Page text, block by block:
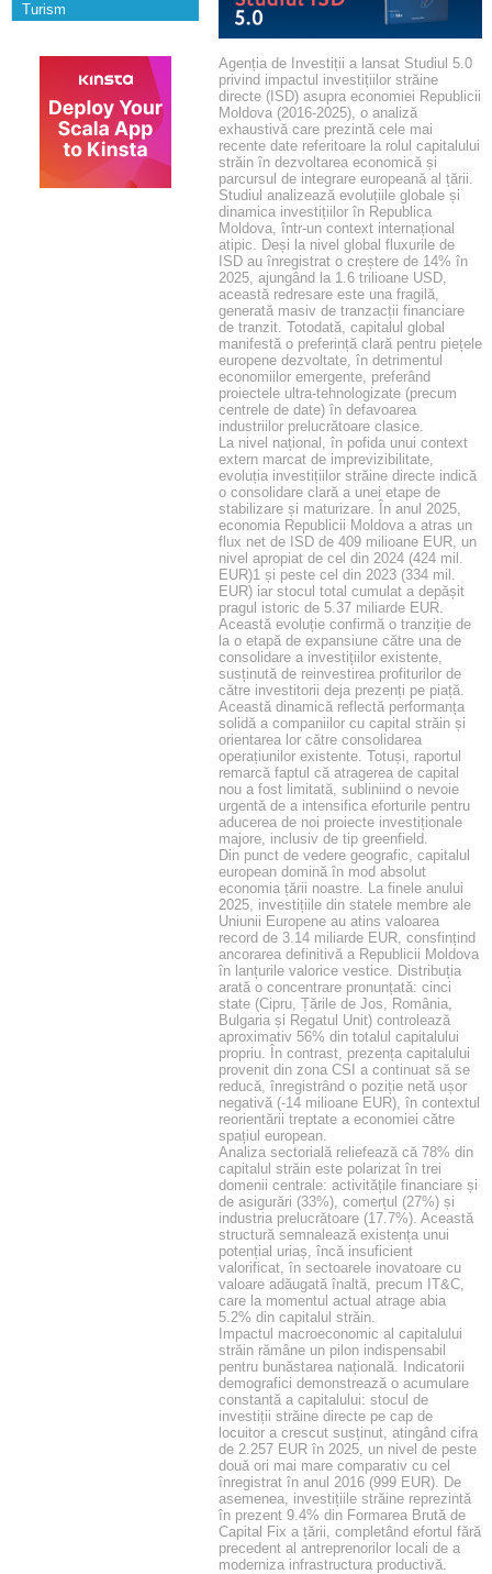
Turism
Agenția de Investiții a lansat Studiul 5.0
privind impactul investițiilor străine
directe (ISD) asupra economiei Republicii
Moldova (2016-2025), o analiză
exhaustivă care prezintă cele mai
recente date referitoare la rolul capitalului
străin în dezvoltarea economică și
parcursul de integrare europeană al țării.
Studiul analizează evoluțiile globale și
dinamica investițiilor în Republica
Moldova, într-un context internațional
atipic. Deși la nivel global fluxurile de
ISD au înregistrat o creștere de 14% în
2025, ajungând la 1.6 trilioane USD,
această redresare este una fragilă,
generată masiv de tranzacții financiare
de tranzit. Totodată, capitalul global
manifestă o preferință clară pentru piețele
europene dezvoltate, în detrimentul
economiilor emergente, preferând
proiectele ultra-tehnologizate (precum
centrele de date) în defavoarea
industriilor prelucrătoare clasice.
La nivel național, în pofida unui context
extern marcat de imprevizibilitate,
evoluția investițiilor străine directe indică
o consolidare clară a unei etape de
stabilizare și maturizare. În anul 2025,
economia Republicii Moldova a atras un
flux net de ISD de 409 milioane EUR, un
nivel apropiat de cel din 2024 (424 mil.
EUR)1 și peste cel din 2023 (334 mil.
EUR) iar stocul total cumulat a depășit
pragul istoric de 5.37 miliarde EUR.
Această evoluție confirmă o tranziție de
la o etapă de expansiune către una de
consolidare a investițiilor existente,
susținută de reinvestirea profiturilor de
către investitorii deja prezenți pe piață.
Această dinamică reflectă performanța
solidă a companiilor cu capital străin și
orientarea lor către consolidarea
operațiunilor existente. Totuși, raportul
remarcă faptul că atragerea de capital
nou a fost limitată, subliniind o nevoie
urgentă de a intensifica eforturile pentru
aducerea de noi proiecte investiționale
majore, inclusiv de tip greenfield.
Din punct de vedere geografic, capitalul
european domină în mod absolut
economia țării noastre. La finele anului
2025, investițiile din statele membre ale
Uniunii Europene au atins valoarea
record de 3.14 miliarde EUR, consfințind
ancorarea definitivă a Republicii Moldova
în lanțurile valorice vestice. Distribuția
arată o concentrare pronunțată: cinci
state (Cipru, Țările de Jos, România,
Bulgaria și Regatul Unit) controlează
aproximativ 56% din totalul capitalului
propriu. În contrast, prezența capitalului
provenit din zona CSI a continuat să se
reducă, înregistrând o poziție netă ușor
negativă (-14 milioane EUR), în contextul
reorientării treptate a economiei către
spațiul european.
Analiza sectorială reliefează că 78% din
capitalul străin este polarizat în trei
domenii centrale: activitățile financiare și
de asigurări (33%), comerțul (27%) și
industria prelucrătoare (17.7%). Această
structură semnalează existența unui
potențial uriaș, încă insuficient
valorificat, în sectoarele inovatoare cu
valoare adăugată înaltă, precum IT&C,
care la momentul actual atrage abia
5.2% din capitalul străin.
Impactul macroeconomic al capitalului
străin rămâne un pilon indispensabil
pentru bunăstarea națională. Indicatorii
demografici demonstrează o acumulare
constantă a capitalului: stocul de
investiții străine directe pe cap de
locuitor a crescut susținut, atingând cifra
de 2.257 EUR în 2025, un nivel de peste
două ori mai mare comparativ cu cel
înregistrat în anul 2016 (999 EUR). De
asemenea, investițiile străine reprezintă
în prezent 9.4% din Formarea Brută de
Capital Fix a țării, completând efortul fără
precedent al antreprenorilor locali de a
moderniza infrastructura productivă.